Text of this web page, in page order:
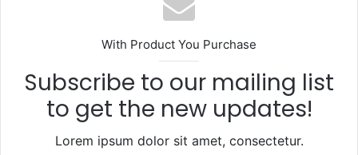
With Product You Purchase
Subscribe to our mailing list
to get the new updates!
Lorem ipsum dolor sit amet, consectetur.